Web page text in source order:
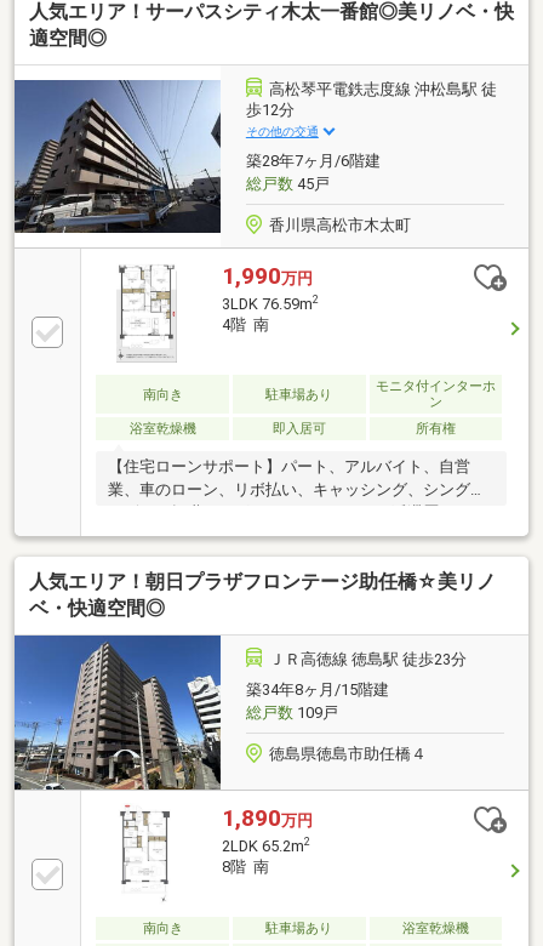
万＋車ローン／勤続1年→通過・年収260万／シングル
収180万円→承無理な営業はいたしません。通る方法
を一緒に探します。087-810-3147／【見学予約】から
も受付中
人気エリア！サーパスシティ木太一番館◎美リノベ・快
適空間◎
高松琴平電鉄志度線 沖松島駅 徒
歩12分
その他の交通
築28年7ヶ月/6階建
総戸数45戸
香川県高松市木太町
1,990万円
3LDK 76.59m2
4階 南
南向き 駐車場あり
モニタ付インターホ
ン
浴室乾燥機
即入居可 所有権
【住宅ローンサポート】パート、アルバイト、自営
業、車のローン、リボ払い、キャッシング、シングル
など住宅ローン審査が不安、「自分は無理かも…」と
いう方ほどご相談ください！▼審査通過例・年収300
万＋車ローン／勤続1年→通過・年収260万／シングル
／カード残債→通過・転職4ヶ月／頭金0→通過・自営
収180万円→承無理な営業はいたしません。通る方法
を一緒に探します。087-810-3147／【見学予約】から
も受付中
人気エリア！朝日プラザフロンテージ助任橋☆美リノ
ベ・快適空間◎
ＪＲ高徳線 徳島駅 徒歩23分
築34年8ヶ月/15階建
総戸数109戸
徳島県徳島市助任橋４
1,890万円
2LDK 65.2m2
8階 南
南向き 駐車場あり 浴室乾燥機